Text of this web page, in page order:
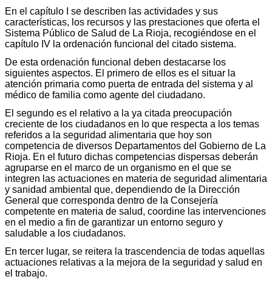
En el capítulo I se describen las actividades y sus
características, los recursos y las prestaciones que oferta el
Sistema Público de Salud de La Rioja, recogiéndose en el
capítulo IV la ordenación funcional del citado sistema.
De esta ordenación funcional deben destacarse los
siguientes aspectos. El primero de ellos es el situar la
atención primaria como puerta de entrada del sistema y al
médico de familia como agente del ciudadano.
El segundo es el relativo a la ya citada preocupación
creciente de los ciudadanos en lo que respecta a los temas
referidos a la seguridad alimentaria que hoy son
competencia de diversos Departamentos del Gobierno de La
Rioja. En el futuro dichas competencias dispersas deberán
agruparse en el marco de un organismo en el que se
integren las actuaciones en materia de seguridad alimentaria
y sanidad ambiental que, dependiendo de la Dirección
General que corresponda dentro de la Consejería
competente en materia de salud, coordine las intervenciones
en el medio a fin de garantizar un entorno seguro y
saludable a los ciudadanos.
En tercer lugar, se reitera la trascendencia de todas aquellas
actuaciones relativas a la mejora de la seguridad y salud en
el trabajo.